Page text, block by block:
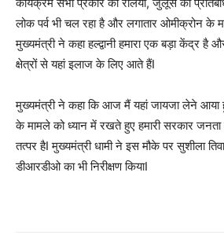
लोक पर्व भी चल रहा है और लगातार ओमीक्रोन के
मुख्यमंत्री ने कहा हल्द्वानी हमारा एक बड़ा केंद्र
क्षेत्रों से यहां इलाज के लिए आते हैंI
मुख्यमंत्री ने कहा कि आज मैं यहां जायजा लेने आया
के मामले को ध्यान में रखते हुए हमारी सरकार जनता
तत्पर हैI मुख्यमंत्री धामी ने इस मौके पर सुशीला
डीआरडीओ का भी निरीक्षण कियाI